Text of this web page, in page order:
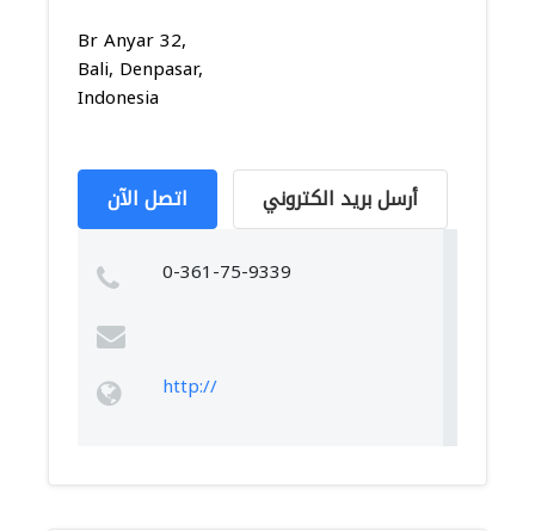
Br Anyar 32,
Bali, Denpasar,
Indonesia
اتصل الآن أرسل بريد الكتروني
0-361-75-9339
http://